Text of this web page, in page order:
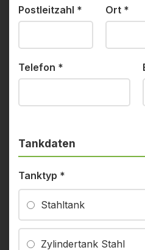
Postleitzahl * Ort *
Telefon *
Tankdaten
Tanktyp *
Stahltank
Zylindertank Stahl